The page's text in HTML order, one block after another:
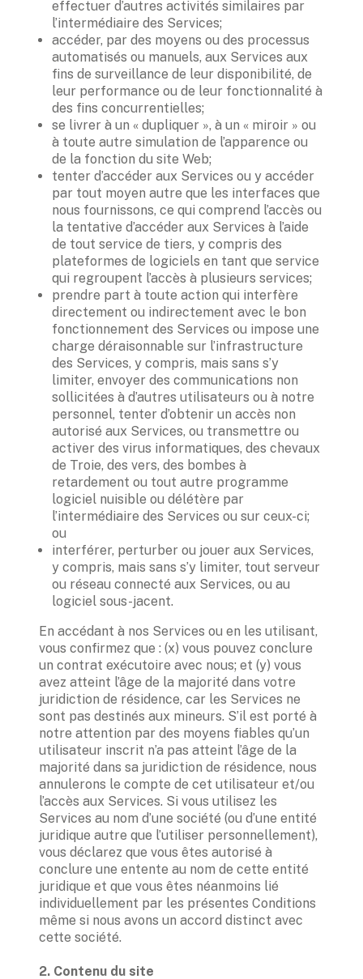
effectuer d’autres activités similaires par
l’intermédiaire des Services;
accéder, par des moyens ou des processus
automatisés ou manuels, aux Services aux
fins de surveillance de leur disponibilité, de
leur performance ou de leur fonctionnalité à
des fins concurrentielles;
se livrer à un « dupliquer », à un « miroir » ou
à toute autre simulation de l’apparence ou
de la fonction du site Web;
tenter d’accéder aux Services ou y accéder
par tout moyen autre que les interfaces que
nous fournissons, ce qui comprend l’accès ou
la tentative d’accéder aux Services à l’aide
de tout service de tiers, y compris des
plateformes de logiciels en tant que service
qui regroupent l’accès à plusieurs services;
prendre part à toute action qui interfère
directement ou indirectement avec le bon
fonctionnement des Services ou impose une
charge déraisonnable sur l’infrastructure
des Services, y compris, mais sans s’y
limiter, envoyer des communications non
sollicitées à d’autres utilisateurs ou à notre
personnel, tenter d’obtenir un accès non
autorisé aux Services, ou transmettre ou
activer des virus informatiques, des chevaux
de Troie, des vers, des bombes à
retardement ou tout autre programme
logiciel nuisible ou délétère par
l’intermédiaire des Services ou sur ceux-ci;
ou
interférer, perturber ou jouer aux Services,
y compris, mais sans s’y limiter, tout serveur
ou réseau connecté aux Services, ou au
logiciel sous-jacent.
En accédant à nos Services ou en les utilisant,
vous confirmez que : (x) vous pouvez conclure
un contrat exécutoire avec nous; et (y) vous
avez atteint l’âge de la majorité dans votre
juridiction de résidence, car les Services ne
sont pas destinés aux mineurs. S’il est porté à
notre attention par des moyens fiables qu’un
utilisateur inscrit n’a pas atteint l’âge de la
majorité dans sa juridiction de résidence, nous
annulerons le compte de cet utilisateur et/ou
l’accès aux Services. Si vous utilisez les
Services au nom d’une société (ou d’une entité
juridique autre que l’utiliser personnellement),
vous déclarez que vous êtes autorisé à
conclure une entente au nom de cette entité
juridique et que vous êtes néanmoins lié
individuellement par les présentes Conditions
même si nous avons un accord distinct avec
cette société.